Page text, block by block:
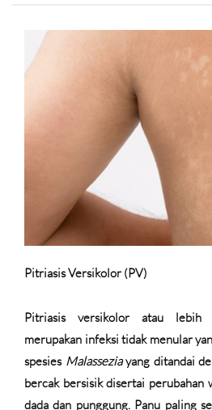
Pitriasis Versikolor (PV)
Pitriasis versikolor atau lebih
merupakan infeksi tidak menular
spesies Malasseziayang ditandai
bercak bersisik disertai perubahan
dada dan punggung. Panu paling